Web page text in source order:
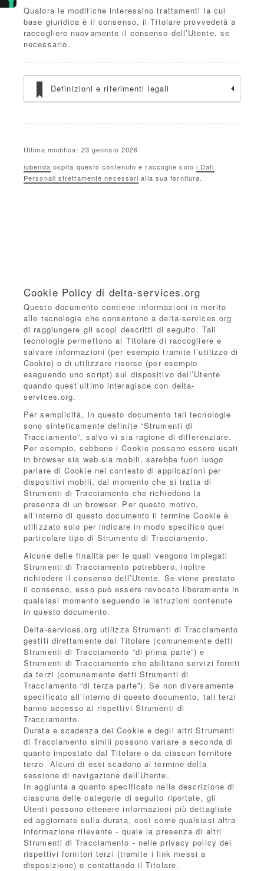
Qualora le modifiche interessino trattamenti la cui
base giuridica è il consenso, il Titolare provvederà a
raccogliere nuovamente il consenso dell’Utente, se
necessario.
Definizioni e riferimenti legali
Ultima modifica: 23 gennaio 2026
iubenda ospita questo contenuto e raccoglie solo i Dati
Personali strettamente necessari alla sua fornitura.
Cookie Policy di delta-services.org
Questo documento contiene informazioni in merito
alle tecnologie che consentono a delta-services.org
di raggiungere gli scopi descritti di seguito. Tali
tecnologie permettono al Titolare di raccogliere e
salvare informazioni (per esempio tramite l’utilizzo di
Cookie) o di utilizzare risorse (per esempio
eseguendo uno script) sul dispositivo dell’Utente
quando quest’ultimo interagisce con delta-
services.org.
Per semplicità, in questo documento tali tecnologie
sono sinteticamente definite “Strumenti di
Tracciamento”, salvo vi sia ragione di differenziare.
Per esempio, sebbene i Cookie possano essere usati
in browser sia web sia mobili, sarebbe fuori luogo
parlare di Cookie nel contesto di applicazioni per
dispositivi mobili, dal momento che si tratta di
Strumenti di Tracciamento che richiedono la
presenza di un browser. Per questo motivo,
all’interno di questo documento il termine Cookie è
utilizzato solo per indicare in modo specifico quel
particolare tipo di Strumento di Tracciamento.
Alcune delle finalità per le quali vengono impiegati
Strumenti di Tracciamento potrebbero, inoltre
richiedere il consenso dell’Utente. Se viene prestato
il consenso, esso può essere revocato liberamente in
qualsiasi momento seguendo le istruzioni contenute
in questo documento.
Delta-services.org utilizza Strumenti di Tracciamento
gestiti direttamente dal Titolare (comunemente detti
Strumenti di Tracciamento “di prima parte”) e
Strumenti di Tracciamento che abilitano servizi forniti
da terzi (comunemente detti Strumenti di
Tracciamento “di terza parte”). Se non diversamente
specificato all’interno di questo documento, tali terzi
hanno accesso ai rispettivi Strumenti di
Tracciamento.
Durata e scadenza dei Cookie e degli altri Strumenti
di Tracciamento simili possono variare a seconda di
quanto impostato dal Titolare o da ciascun fornitore
terzo. Alcuni di essi scadono al termine della
sessione di navigazione dell’Utente.
In aggiunta a quanto specificato nella descrizione di
ciascuna delle categorie di seguito riportate, gli
Utenti possono ottenere informazioni più dettagliate
ed aggiornate sulla durata, così come qualsiasi altra
informazione rilevante - quale la presenza di altri
Strumenti di Tracciamento - nelle privacy policy dei
rispettivi fornitori terzi (tramite i link messi a
disposizione) o contattando il Titolare.